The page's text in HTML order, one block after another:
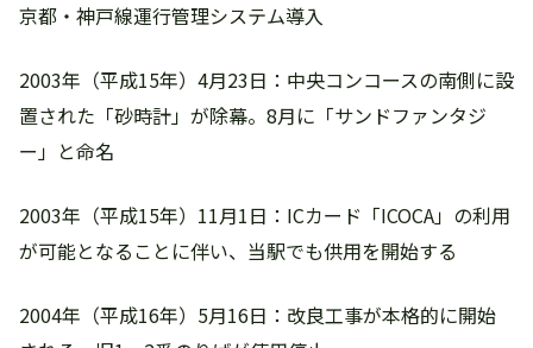
京都・神戸線運行管理システム導入
2003年（平成15年）4月23日：中央コンコースの南側に設
置された「砂時計」が除幕。8月に「サンドファンタジ
ー」と命名
2003年（平成15年）11月1日：ICカード「ICOCA」の利用
が可能となることに伴い、当駅でも供用を開始する
2004年（平成16年）5月16日：改良工事が本格的に開始